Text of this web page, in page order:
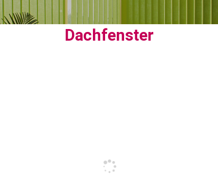
Dachfenster